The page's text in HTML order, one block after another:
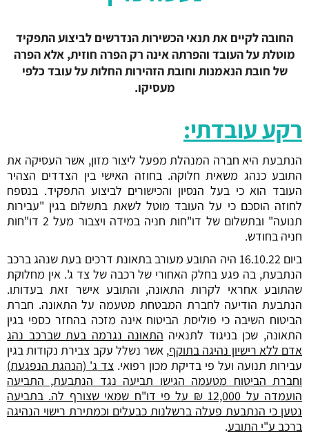
החובה לקיים את תנאי הכשירות הנדרשים לביצוע התפקיד
מוטלת על העובד והפרתה אינה רק הפרה חוזית, אלא הפרה
של חובת הנאמנות וחובת הזהירות החלות על עובד כלפי
מעסיקו.
רקע עובדתי:
הנתבעת היא חברה המנהלת מפעל ליצור מזון, אשר העסיקה את
התובע כנהג משאית חלוקה. בחוזה האישי בין הצדדים הצהיר
העובד הוא כי בעל הנסיון והכישורים לביצוע התפקיד. בנספח
לחוזה הוסכם כי על העובד מוטל לשאת בתשלום בגין "עבירות
תנועה" ובתשלום של דו"חות חניה במידה ויצבור מעל 2 דו"חות
חניה בחודש.
ביום 16.10.22 היה התובע מעורב בתאונת דרכים בעת שנהג ברכב
הנתבעת, בה פגע בחלק האחורי של רכבה של צד ג'. אין מחלוקת
שהתובע אחראי לקרות התאונה, והתובע אישר זאת בעדותו.
הנתבעת הודיעה לחברת המבטחת מטעמה על התאונה. חברת
הביטוח השיבה כי פוליסת הביטוח אינה מזכה בהחזר כספי בגין
התאונה, שכן בניגוד לתנאיה התאונה נגרמה בעת שברכב נהג
אדם ללא רישיון נהיגה בתוקף, אשר נשלל עקב צבירת נקודות בגין
עבירות תנועה ועל פי בדיקת מכון רפואי. צד ג' (הנהגת הנפגעת)
וחברת הביטוח מטעמה הגישו תביעה נגד הנתבעת, התביעה
הועמדה על 12,000 ₪ על פי דו"ח שמאי שצורף לה. בתביעה
נטען כי הנתבעת פעלה ברשלנות כבעלים וכמתירת רישוי הנהיגה
ברכב ע"י התובע.